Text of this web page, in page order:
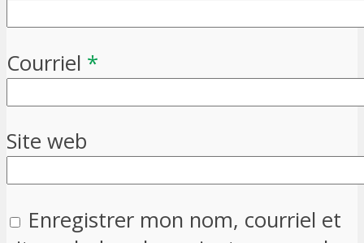
Courriel *
Site web
Enregistrer mon nom, courriel et